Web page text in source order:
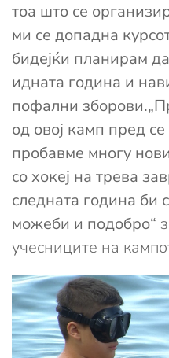
тоа што се
ми се допадна
бидејќи планирам
идната година и
пофални
од овој камп пред
пробавме многу
со хокеј на трева
следната година би
можеби и подобро“
учесниците на